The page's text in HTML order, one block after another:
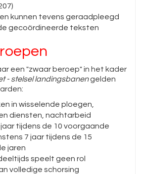
kunnen tevens geraadpleegd
gecoördineerde teksten
een "zwaar beroep" in het kader
- stelsel landingsbanengelden
in wisselende ploegen,
diensten, nachtarbeid
tijdens de 10 voorgaande
7 jaar tijdens de 15
jaren
speelt geen rol
volledige schorsing